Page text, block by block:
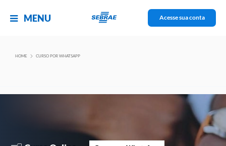
MENU Acesse sua conta
HOME CURSO POR WHATSAPP
Curso por WhatsApp